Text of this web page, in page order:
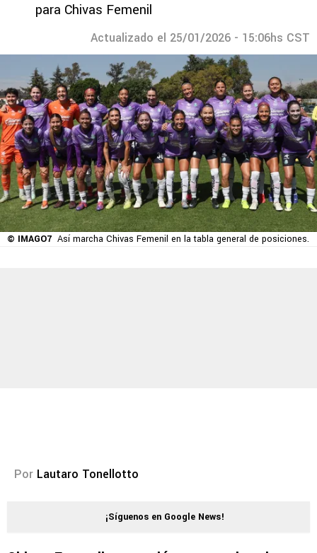
para Chivas Femenil
Actualizado el 25/01/2026 - 15:06hs CST
© IMAGO7 Así marcha Chivas Femenil en la tabla general de posiciones.
Por Lautaro Tonellotto
¡Síguenos en Google News!